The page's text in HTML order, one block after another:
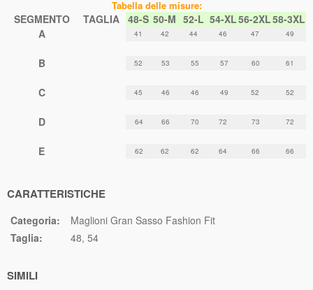
Tabella delle misure:
SEGMENTO TAGLIA 48-S 50-M 52-L 54-XL56-2XL58-3XL
A
41 42 44 46 47 49
B 52 53 55 57 60 61
C 45 46 46 49 52 52
D 64 66 70 72 73 72
E 62 62 62 64 66 66
CARATTERISTICHE
Categoria:
Maglioni Gran Sasso Fashion Fit
Taglia:
48 54
SIMILI